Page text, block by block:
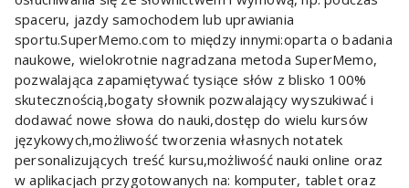
spaceru, jazdy samochodem lub uprawiania
sportu.SuperMemo.com to między innymi:oparta o badania
naukowe, wielokrotnie nagradzana metoda SuperMemo,
pozwalająca zapamiętywać tysiące słów z blisko 100%
skutecznością,bogaty słownik pozwalający wyszukiwać i
dodawać nowe słowa do nauki,dostęp do wielu kursów
językowych,możliwość tworzenia własnych notatek
personalizujących treść kursu,możliwość nauki online oraz
w aplikacjach przygotowanych na: komputer, tablet oraz